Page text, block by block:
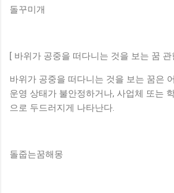
돌꾸미개
[ 바위가 공중을 떠다니는 것을 보는 꿈 관
바위가 공중을 떠다니는 것을 보는 꿈은
운영 상태가 불안정하거나, 사업체 또는
으로 두드러지게 나타난다.
돌줍는꿈해몽